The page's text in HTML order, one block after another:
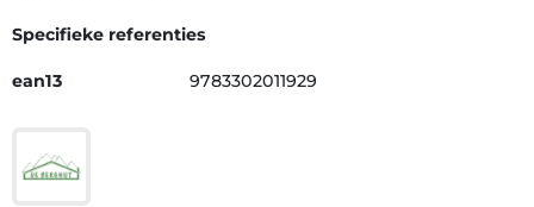
Specifieke referenties
ean13 9783302011929